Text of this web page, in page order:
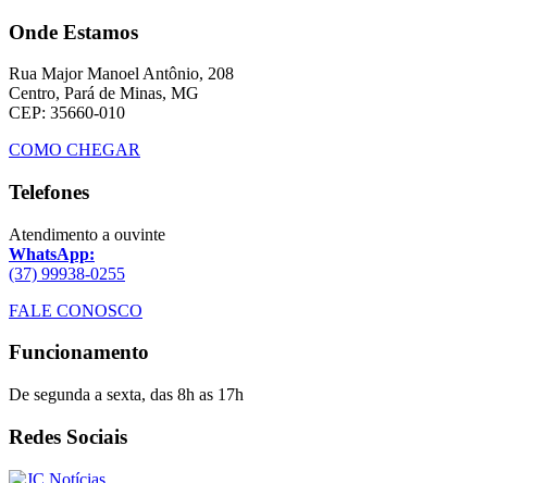
Onde Estamos
Rua Major Manoel Antônio, 208
Centro, Pará de Minas, MG
CEP: 35660-010
COMO CHEGAR
Telefones
Atendimento a ouvinte
WhatsApp:
(37) 99938-0255
FALE CONOSCO
Funcionamento
De segunda a sexta, das 8h as 17h
Redes Sociais